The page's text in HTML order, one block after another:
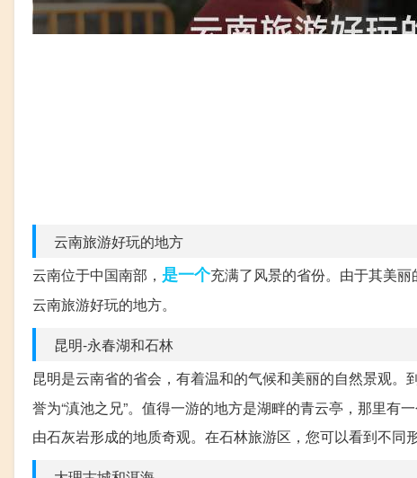
云南旅游好玩的地方
云南位于中国南部， 是一个充满了风景的省份。由于其美
云南旅游好玩的地方。
昆明-永春湖和石林
昆明是云南省的省会，有着温和的气候和美丽的自然景观。
誉为“滇池之兄”。值得一游的地方是湖畔的青云亭，那里
由石灰岩形成的地质奇观。在石林旅游区，您可以看到不同